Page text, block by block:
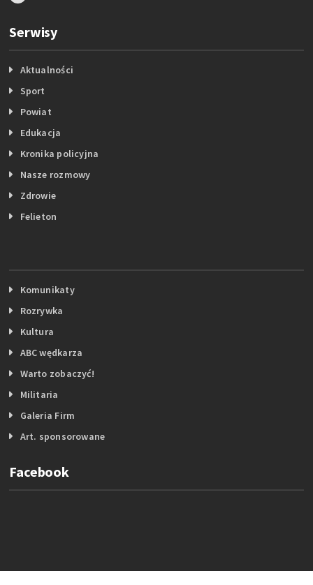
Serwisy
Aktualności
Sport
Powiat
Edukacja
Kronika policyjna
Nasze rozmowy
Zdrowie
Felieton
Komunikaty
Rozrywka
Kultura
ABC wędkarza
Warto zobaczyć!
Militaria
Galeria Firm
Art. sponsorowane
Facebook